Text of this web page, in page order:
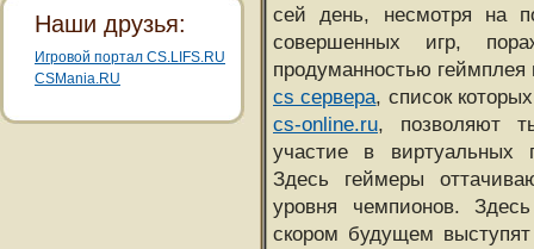
сей день, несмотря на
совершенных игр,
продуманностью
cs сервера, список
cs-online.ru, позволяют
участие в виртуальных
Здесь геймеры
уровня чемпионов.
скором будущем
Наши друзья:
Игровой портал CS.LIFS.RU
CSMania.RU